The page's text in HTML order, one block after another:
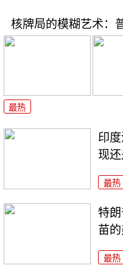
核牌局的模糊艺术：
最热
印
现还
最热
特
苗
最热